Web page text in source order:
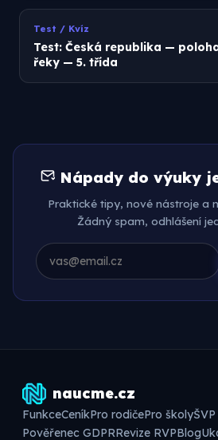
Test / Kvíz
Test: Česká republika —
řeky — 5. třída
Nápady do výuky
Praktické tipy, nové nástroje a
Žádný spam, odhlášení
naucme.cz
FunkceCeníkPro rodičePro školy
Pověřenec GDPRRevize RVPBlog